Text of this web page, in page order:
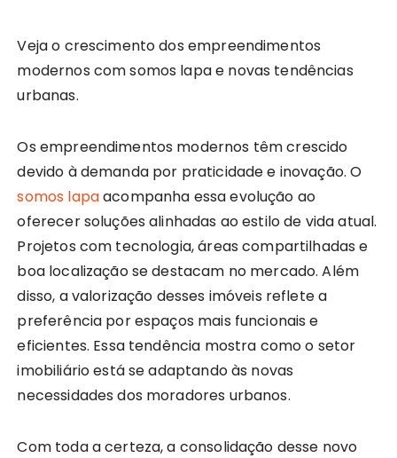
Veja o crescimento dos empreendimentos
modernos com somos lapa e novas tendências
urbanas.
Os empreendimentos modernos têm crescido
devido à demanda por praticidade e inovação. O
somos lapaacompanha essa evolução ao
oferecer soluções alinhadas ao estilo de vida atual.
Projetos com tecnologia, áreas compartilhadas e
boa localização se destacam no mercado. Além
disso, a valorização desses imóveis reflete a
preferência por espaços mais funcionais e
eficientes. Essa tendência mostra como o setor
imobiliário está se adaptando às novas
necessidades dos moradores urbanos.
Com toda a certeza, a consolidação desse novo